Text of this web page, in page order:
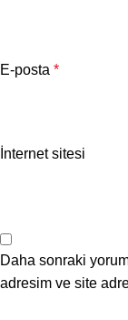
E-posta *
İnternet sitesi
Daha sonraki
adresim ve site